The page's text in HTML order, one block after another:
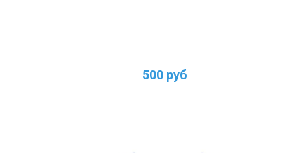
500 руб